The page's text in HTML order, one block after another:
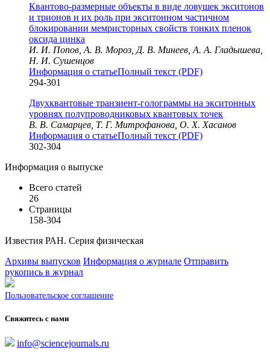
Квантово-размерные объекты в виде ловушек экситонов
и трионов и их роль при экситонном частичном
блокировании мемристорных свойств тонких пленок
оксида цинка
И. И. Попов, А. В. Мороз, Д. В. Минеев, А. А. Гладышева,
Н. И. Сушенцов
Информация о статьеПолный текст (PDF)
294-301
Двухквантовые транзиент-голограммы на экситонных
уровнях полупроводниковых квантовых точек
В. В. Самарцев, Т. Г. Митрофанова, О. Х. Хасанов
Информация о статьеПолный текст (PDF)
302-304
Информация о выпуске
Всего статей
26
Страницы
158-304
Известия РАН. Серия физическая
Архивы выпусков Информация о журнале Отправить
рукопись в журнал
Пользовательское соглашение
Свяжитесь с нами
info@sciencejournals.ru